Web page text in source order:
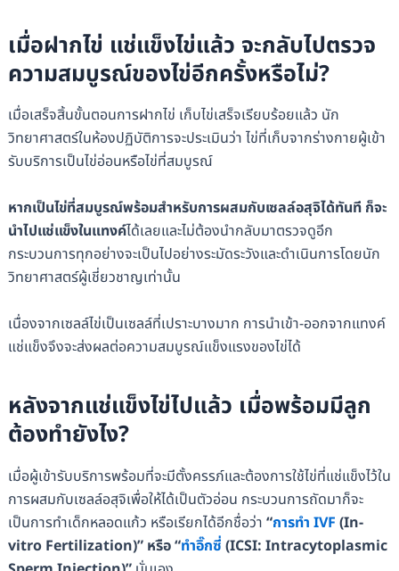
เมื่อฝากไข่ แช่แข็งไข่แล้ว จะกลับไปตรวจ
ความสมบูรณ์ของไข่อีกครั้งหรือไม่?
เมื่อเสร็จสิ้นขั้นตอนการฝากไข่ เก็บไข่เสร็จเรียบร้อยแล้ว นัก
วิทยาศาสตร์ในห้องปฏิบัติการจะประเมินว่า ไข่ที่เก็บจากร่างกายผู้เข้า
รับบริการเป็นไข่อ่อนหรือไข่ที่สมบูรณ์
หากเป็นไข่ที่สมบูรณ์พร้อมสำหรับการผสมกับเซลล์อสุจิได้ทันที ก็จะ
นำไปแช่แข็งในแทงค์ได้เลยและไม่ต้องนำกลับมาตรวจดูอีก
กระบวนการทุกอย่างจะเป็นไปอย่างระมัดระวังและดำเนินการโดยนัก
วิทยาศาสตร์ผู้เชี่ยวชาญเท่านั้น
เนื่องจากเซลล์ไข่เป็นเซลล์ที่เปราะบางมาก การนำเข้า-ออกจากแทงค์
แช่แข็งจึงจะส่งผลต่อความสมบูรณ์แข็งแรงของไข่ได้
หลังจากแช่แข็งไข่ไปแล้ว เมื่อพร้อมมีลูก
ต้องทำยังไง?
เมื่อผู้เข้ารับบริการพร้อมที่จะมีตั้งครรภ์และต้องการใช้ไข่ที่แช่แข็งไว้ใน
การผสมกับเซลล์อสุจิเพื่อให้ได้เป็นตัวอ่อน กระบวนการถัดมาก็จะ
เป็นการทำเด็กหลอดแก้ว หรือเรียกได้อีกชื่อว่า “การทำ IVF (In-
vitro Fertilization)” หรือ “ทำอิ๊กซี่ (ICSI: Intracytoplasmic